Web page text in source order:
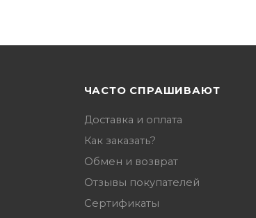
ЧАСТО СПРАШИВАЮТ
Доставка и оплата
Как заказать?
Обмен и возврат
Отзывы покупателей
Сертификаты